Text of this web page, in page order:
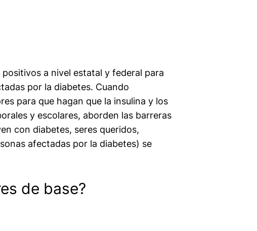
a nivel estatal y federal para
por la diabetes. Cuando
para que hagan que la insulina y los
y escolares, aborden las barreras
con diabetes, seres queridos,
afectadas por la diabetes) se
de base?